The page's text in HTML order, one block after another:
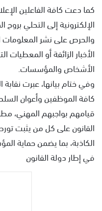
كما دعت كافة الفاعلين
الإلكترونية إلى التحلي بروح
والحرص على نشر المعلومات
الأخبار الزائفة أو
الأشخاص والمؤسسات.
وفي ختام بيانها، عبرت
كافة الموظفين وأعوان
قيامهم بواجبهم المهني،
القانون على كل من يثبت
الكاذبة، بما يضمن حماية
في إطار دولة القانون